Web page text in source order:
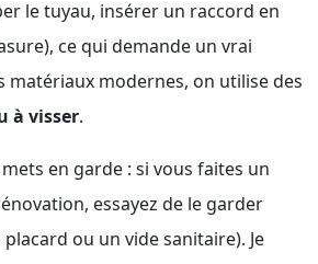
le tuyau, insérer un raccord en
ce qui demande un vrai
matériaux modernes, on utilise des
à visser.
en garde : si vous faites un
essayez de le garder
ou un vide sanitaire). Je